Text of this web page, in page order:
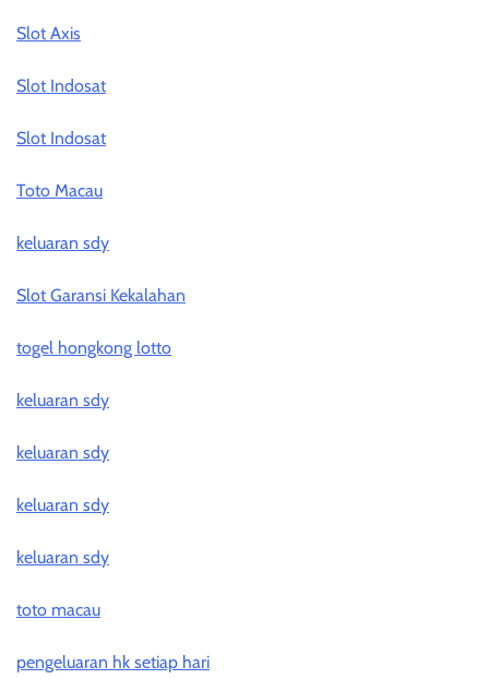
Slot Axis
Slot Indosat
Slot Indosat
Toto Macau
keluaran sdy
Slot Garansi Kekalahan
togel hongkong lotto
keluaran sdy
keluaran sdy
keluaran sdy
keluaran sdy
toto macau
pengeluaran hk setiap hari